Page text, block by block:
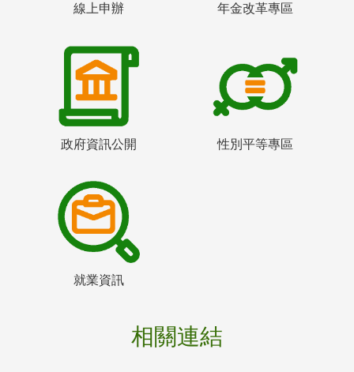
線上申辦 年金改革專區
政府資訊公開 性別平等專區
就業資訊
相關連結